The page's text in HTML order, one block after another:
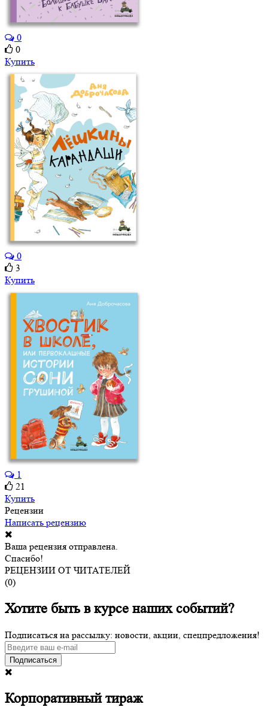
0
0
Купить
0
3
Купить
1
21
Купить
Рецензии
Написать рецензию
Ваша рецензия отправлена.
Спасибо!
РЕЦЕНЗИИ ОТ ЧИТАТЕЛЕЙ
(0)
Хотите быть в курсе наших событий?
Подписаться на рассылку: новости, акции, спецпредложения!
Подписаться
Корпоративный тираж